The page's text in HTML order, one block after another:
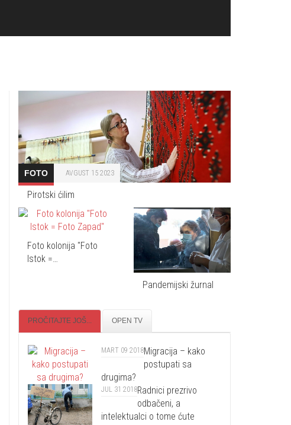
FOTO AVGUST 15 2023
Pirotski ćilim
Foto kolonija "Foto
Istok =…
Pandemijski žurnal
PROČITAJTE JOŠ... OPEN TV
MART 09 2018Migracija – kako
postupati sa
drugima?
JUL 31 2018Radnici prezrivo
odbačeni, a
intelektualci o tome ćute